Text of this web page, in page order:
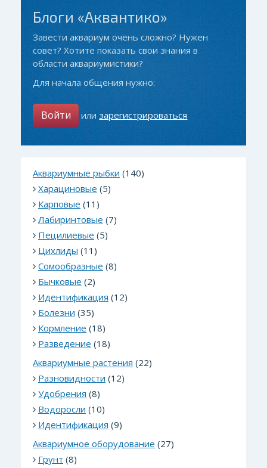
Блоги «Аквантико»
Завести аквариум очень сложно? Нужен
совет? Хотите показать свои знания в
области аквариумистики?
Для начала общения нужно:
Войти илизарегистрироваться
Аквариумные рыбки (140)
Харациновые (5)
Карповые (11)
Лабиринтовые (7)
Пецилиевые (5)
Цихлиды (11)
Сомообразные (8)
Бычковые (2)
Идентификация (12)
Болезни (35)
Кормление (18)
Разведение (18)
Аквариумные растения (22)
Разновидности (12)
Удобрения (8)
Водоросли (10)
Идентификация (9)
Аквариумное оборудование (27)
Грунт (8)